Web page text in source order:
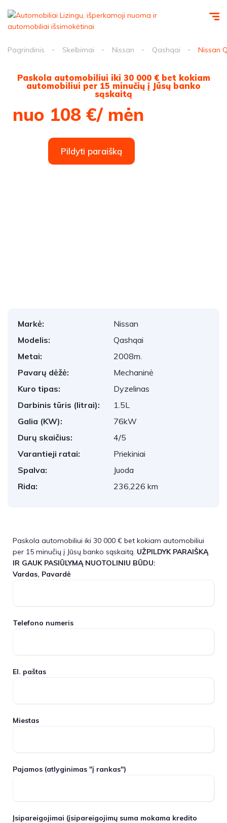
Pagrindinis Skelbimai Nissan Qashqai Nissan
Paskola automobiliui iki 30 000 € bet kokiam
automobiliui per 15 minučių į Jūsų banko
sąskaitą
nuo 108 €/ mėn
Pildyti paraišką
Markė:
Nissan
Modelis:
Qashqai
Metai:
2008m.
Pavarų dėžė:
Mechaninė
Kuro tipas:
Dyzelinas
Darbinis tūris (litrai):
1.5L
Galia (KW):
76kW
Durų skaičius:
4/5
Varantieji ratai:
Priekiniai
Spalva:
Juoda
Rida:
236,226 km
Paskola automobiliui iki 30 000 € bet kokiam automobiliui
per 15 minučių į Jūsų banko sąskaitą. UŽPILDYK PARAIŠKĄ
IR GAUK PASIŪLYMĄ NUOTOLINIU BŪDU:
Vardas, Pavardė
Telefono numeris
El. paštas
Miestas
Pajamos (atlyginimas "į rankas")
Įsipareigojimai (įsipareigojimų suma mokama kredito